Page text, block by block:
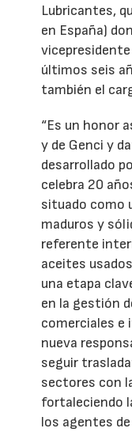
Lubricantes,
en España)
últimos seis
también el
“Es un honor
y de Genci y
desarrollado
celebra 20
situado como
maduros y
referente
aceites
una etapa
en la gestión
comerciales
nueva
seguir
sectores con
fortaleciendo
los agentes